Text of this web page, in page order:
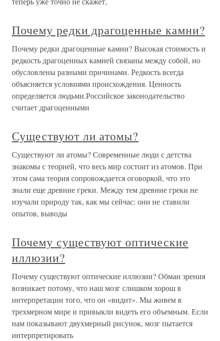
Почему редки драгоценные камни?
Почему редки драгоценные камни? Высокая стоимость и
редкость драгоценных камней связаны между собой, но
обусловлены разными причинами. Редкость всегда
объясняется условиями происхождения. Ценность
определяется людьми.Российское законодательство
считает драгоценными
Существуют ли атомы?
Существуют ли атомы? Современные люди с детства
знакомы с теорией, что весь мир состоит из атомов. При
этом сама теория сопровождается оговоркой, что это
знали еще древние греки. Между тем древние греки не
изучали природу так, как мы сейчас: они не ставили
опытов, выводы
Почему существуют оптические
иллюзии?
Почему существуют оптические иллюзии? Обман зрения
возникает потому, что наш мозг слишком хорош в
интерпретации того, что он «видит». Мы живем в
трехмерном мире и привыкли видеть его объемным. Если
нам показывают двухмерный рисунок, мозг пытается
интерпретировать